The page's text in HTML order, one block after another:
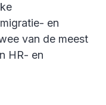
en
van de meest
HR- en